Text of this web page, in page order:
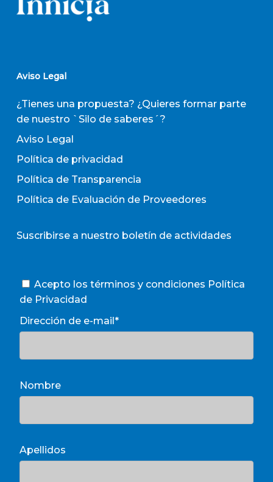
Aviso Legal
¿Tienes una propuesta? ¿Quieres formar parte
de nuestro `Silo de saberes´?
Aviso Legal
Política de privacidad
Política de Transparencia
Política de Evaluación de Proveedores
Suscribirse a nuestro boletín de actividades
Acepto los términos y condiciones Política
de Privacidad
Dirección de e-mail*
Nombre
Apellidos